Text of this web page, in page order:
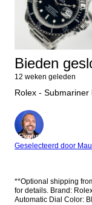
Bieden
12 weken geleden
Rolex -
Expert
Geselecteerd door
**Optional shipping
for details. Brand: Rolex Model: Submariner Date Ref: 16610 Movement:
Automatic Dial Color: